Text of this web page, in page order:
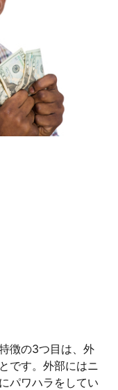
徴の3つ目は、外
です。外部にはニ
パワハラをしてい